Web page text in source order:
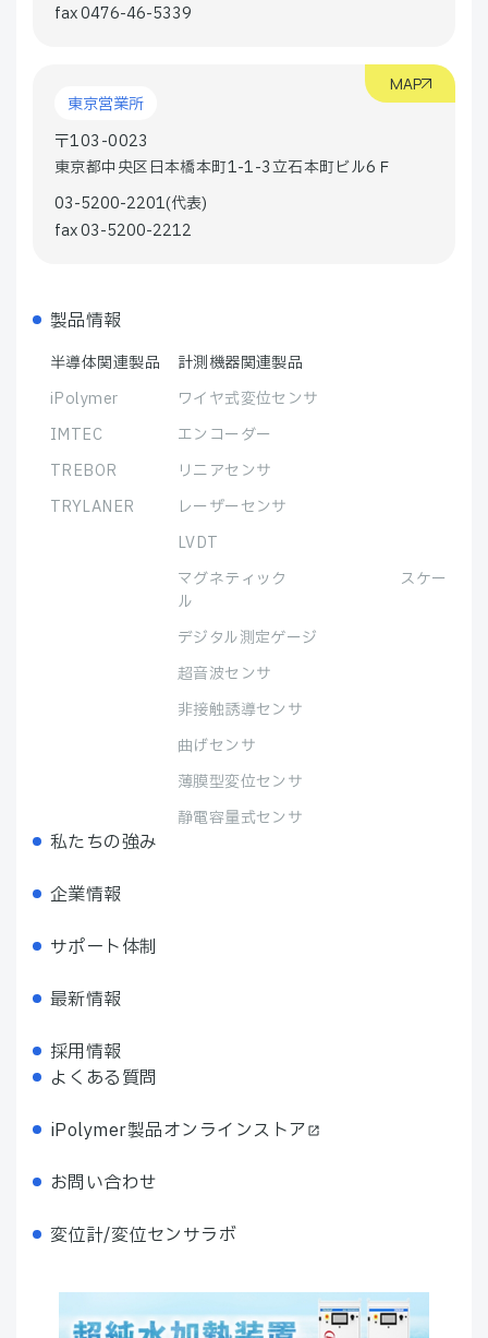
fax 0476-46-5339
MAP
東京営業所
〒103-0023
東京都中央区日本橋本町1-1-3立石本町ビル6Ｆ
03-5200-2201(代表)
fax 03-5200-2212
製品情報
半導体関連製品
iPolymer
IMTEC
TREBOR
TRYLANER
計測機器関連製品
ワイヤ式変位センサ
エンコーダー
リニアセンサ
レーザーセンサ
LVDT
マグネティック スケー
ル
デジタル測定ゲージ
超音波センサ
非接触誘導センサ
曲げセンサ
薄膜型変位センサ
静電容量式センサ
私たちの強み
企業情報
サポート体制
最新情報
採用情報
よくある質問
iPolymer製品オンラインストア
お問い合わせ
変位計/変位センサラボ